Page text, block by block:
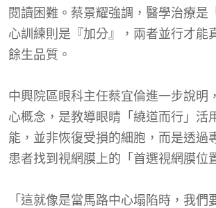
閱讀困難。蔡景耀強調，醫學治療是
心訓練則是『加分』，兩者並行才能
餘生品質。
中興院區眼科主任蔡宜倫進一步說明
心概念，是教導眼睛「繞道而行」活
能，並非恢復受損的細胞，而是透過
患者找到視網膜上的「首選視網膜位
「這就像是當馬路中心塌陷時，我們